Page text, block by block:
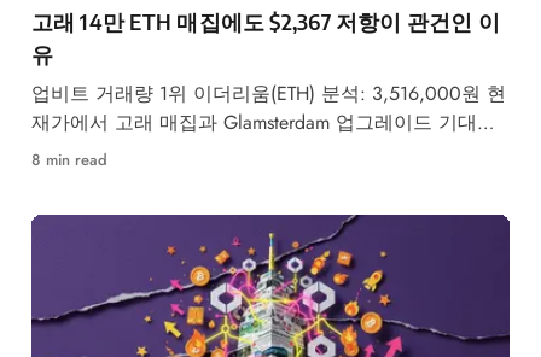
고래 14만 ETH 매집에도 $2,367 저항이 관건인 이
유
업비트 거래량 1위 이더리움(ETH) 분석: 3,516,000원 현
재가에서 고래 매집과 Glamsterdam 업그레이드 기대감
속 $2,367 저항 돌파 여부가 핵심입니다.
8 min read